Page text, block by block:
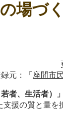
場づ
元：「 座間市
者、生活者）
援の質と量を